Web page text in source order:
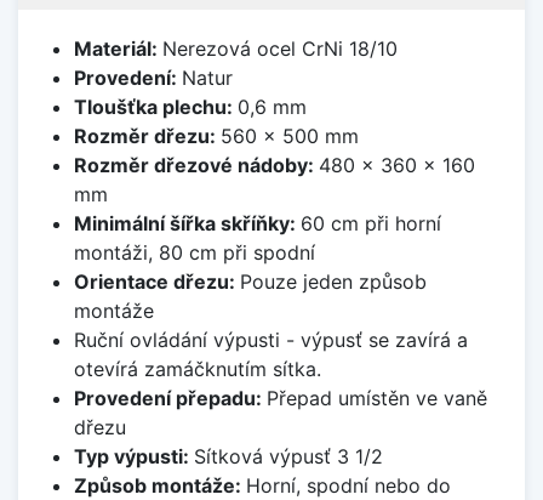
Materiál: Nerezová ocel CrNi 18/10
Provedení: Natur
Tloušťka plechu: 0,6 mm
Rozměr dřezu: 560 x 500 mm
Rozměr dřezové nádoby: 480 x 360 x 160
mm
Minimální šířka skříňky: 60 cm při horní
montáži, 80 cm při spodní
Orientace dřezu: Pouze jeden způsob
montáže
Ruční ovládání výpusti - výpusť se zavírá a
otevírá zamáčknutím sítka.
Provedení přepadu: Přepad umístěn ve vaně
dřezu
Typ výpusti: Sítková výpusť 3 1/2
Způsob montáže: Horní, spodní nebo do